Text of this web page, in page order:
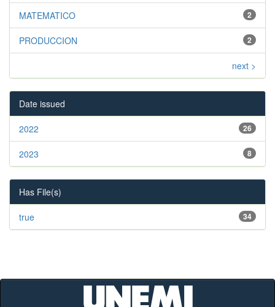
2
MATEMATICO
2
PRODUCCION
next >
Date issued
26
2022
8
2023
Has File(s)
34
true